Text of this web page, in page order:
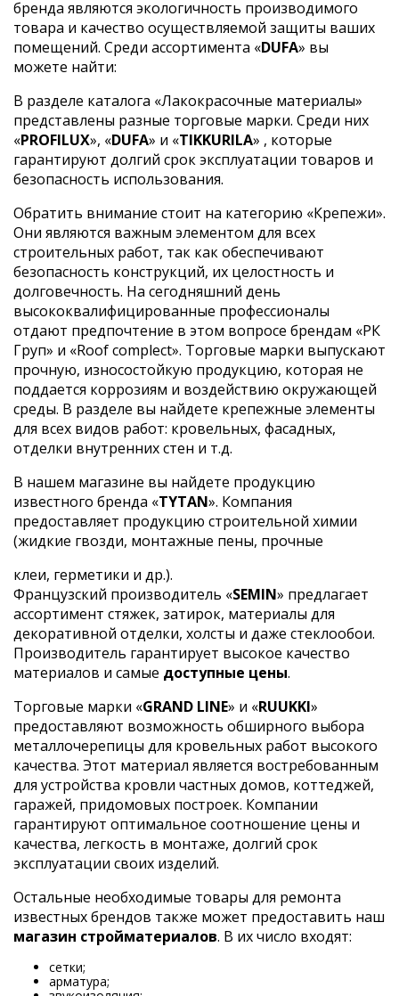
бренда являются экологичность производимого
товара и качество осуществляемой защиты ваших
помещений. Среди ассортимента «DUFA» вы
можете найти:
В разделе каталога «Лакокрасочные материалы»
представлены разные торговые марки. Среди них
«PROFILUX», «DUFA» и «TIKKURILA» , которые
гарантируют долгий срок эксплуатации товаров и
безопасность использования.
Обратить внимание стоит на категорию «Крепежи».
Они являются важным элементом для всех
строительных работ, так как обеспечивают
безопасность конструкций, их целостность и
долговечность. На сегодняшний день
высококвалифицированные профессионалы
отдают предпочтение в этом вопросе брендам «РК
Груп» и «Roof complect». Торговые марки выпускают
прочную, износостойкую продукцию, которая не
поддается коррозиям и воздействию окружающей
среды. В разделе вы найдете крепежные элементы
для всех видов работ: кровельных, фасадных,
отделки внутренних стен и т.д.
В нашем магазине вы найдете продукцию
известного бренда «TYTAN». Компания
предоставляет продукцию строительной химии
(жидкие гвозди, монтажные пены, прочные
клеи, герметики и др.).
Французский производитель «SEMIN» предлагает
ассортимент стяжек, затирок, материалы для
декоративной отделки, холсты и даже стеклообои.
Производитель гарантирует высокое качество
материалов и самые доступные цены.
Торговые марки «GRAND LINE» и «RUUKKI»
предоставляют возможность обширного выбора
металлочерепицы для кровельных работ высокого
качества. Этот материал является востребованным
для устройства кровли частных домов, коттеджей,
гаражей, придомовых построек. Компании
гарантируют оптимальное соотношение цены и
качества, легкость в монтаже, долгий срок
эксплуатации своих изделий.
Остальные необходимые товары для ремонта
известных брендов также может предоставить наш
магазин стройматериалов. В их число входят:
сетки;
арматура;